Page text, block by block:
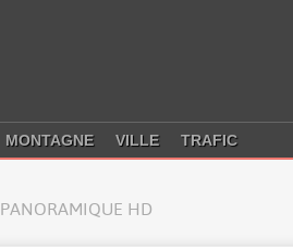
MONTAGNE VILLE TRAFIC
PANORAMIQUE HD